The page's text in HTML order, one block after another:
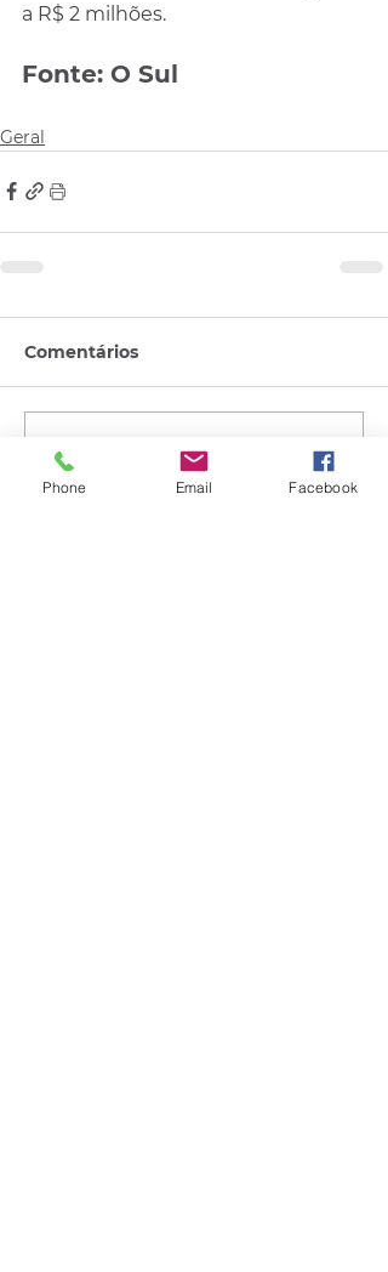
a R$ 2 milhões.
Fonte: O Sul
Geral
Comentários
Escreva um comentário
Phone Email Facebook